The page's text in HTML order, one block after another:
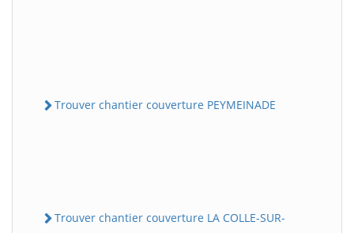
Trouver chantier couverture PEYMEINADE
Trouver chantier couverture LA COLLE-SUR-